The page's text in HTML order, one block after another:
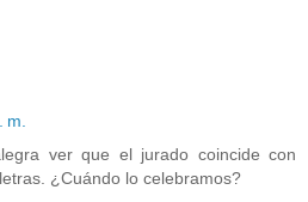
ver que el jurado coincide con
¿Cuándo lo celebramos?